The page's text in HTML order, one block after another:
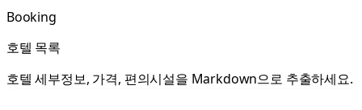
Booking
호텔 목록
호텔 세부정보, 가격, 편의시설을 Markdown으로 추출하세요.